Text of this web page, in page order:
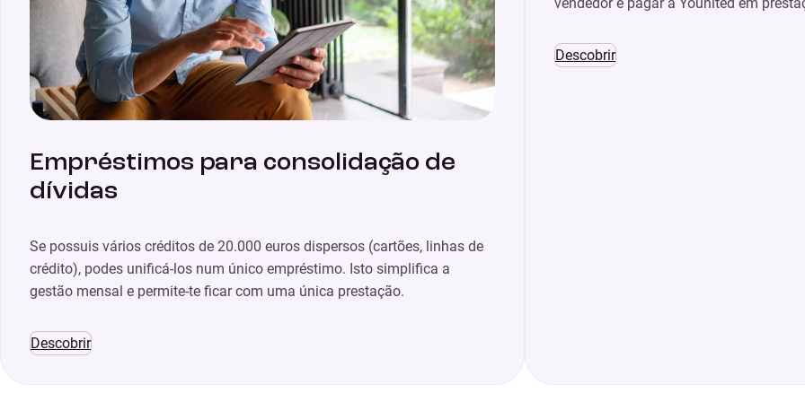
Empréstimos para consolidação de
dívidas
Se possuis vários créditos de 20.000 euros dispersos (cartões, linhas de
crédito), podes unificá-los num único empréstimo. Isto simplifica a
gestão mensal e permite-te ficar com uma única prestação.
Descobrir
Descobrir